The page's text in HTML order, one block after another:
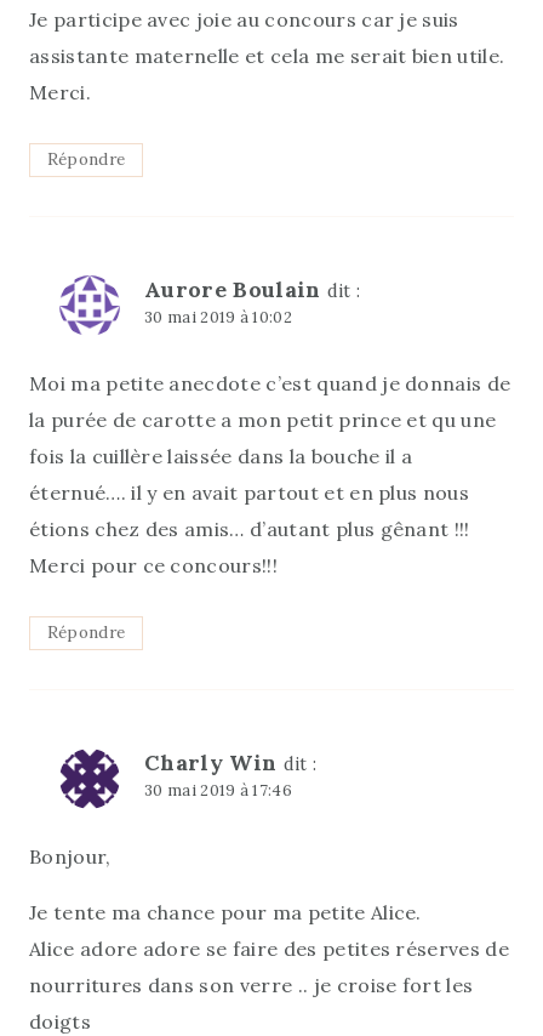
Je participe avec joie au concours car je suis
assistante maternelle et cela me serait bien utile.
Merci.
Répondre
Aurore Boulain dit :
30 mai 2019 à 10:02
Moi ma petite anecdote c’est quand je donnais de
la purée de carotte a mon petit prince et qu une
fois la cuillère laissée dans la bouche il a
éternué…. il y en avait partout et en plus nous
étions chez des amis… d’autant plus gênant !!!
Merci pour ce concours!!!
Répondre
Charly Win dit :
30 mai 2019 à 17:46
Bonjour,
Je tente ma chance pour ma petite Alice.
Alice adore adore se faire des petites réserves de
nourritures dans son verre .. je croise fort les
doigts